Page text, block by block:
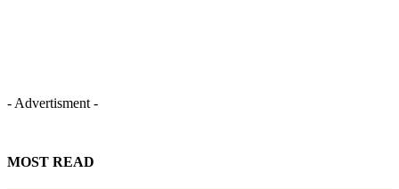
- Advertisment -
MOST READ